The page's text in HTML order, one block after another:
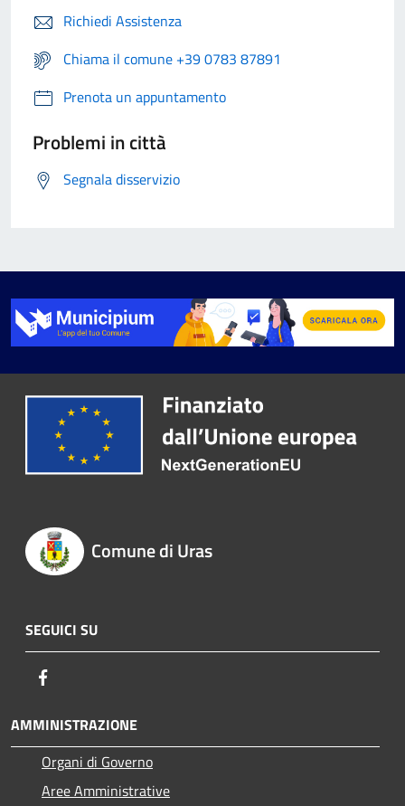
Richiedi Assistenza
Chiama il comune +39 0783 87891
Prenota un appuntamento
Problemi in città
Segnala disservizio
Comune di Uras
SEGUICI SU
AMMINISTRAZIONE
Organi di Governo
Aree Amministrative